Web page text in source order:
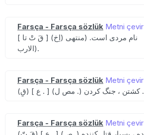
Farsça - Farsça sözlük Metni çevir
[ قَ تْ تا ] (اِخ) نام مردی است. (منتهی
الارب).
Farsça - Farsça sözlük Metni çevir
(قِ) [ ع . ] (مص ل .) کشتن ، جنگ کردن .
Farsça - Farsça sözlük Metni çevir